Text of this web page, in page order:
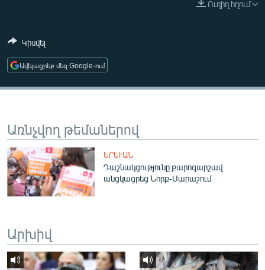
ՄԵԿՆԱԲԱՆՈՒԹՅՈՒՆ
ԱՐԽԻՎ
ՏԵՍԱՆՅՈՒԹԵՐ
ԲԱՆԱՎԵՃ
Հայերեն
Ուղիղ հղում
Կիսվել
Ավելացրեք մեզ Google-ում
Առնչվող թեմաներով
ԵՐԵՒԱՆ
Դաշնակցությունը քարոզարշավ
անցկացրեց Նորք-Մարաշում
Արխիվ